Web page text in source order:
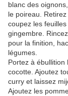
blanc des
le poireau.
coupez les
gingembre.
pour la finition,
légumes.
Portez à
cocotte. Ajoutez
curry et laissez
Ajoutez les